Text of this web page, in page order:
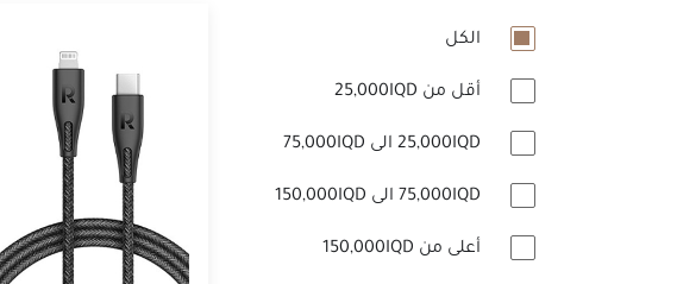
الكل
أقل من 25,000IQD
أعلى من 150,000IQD